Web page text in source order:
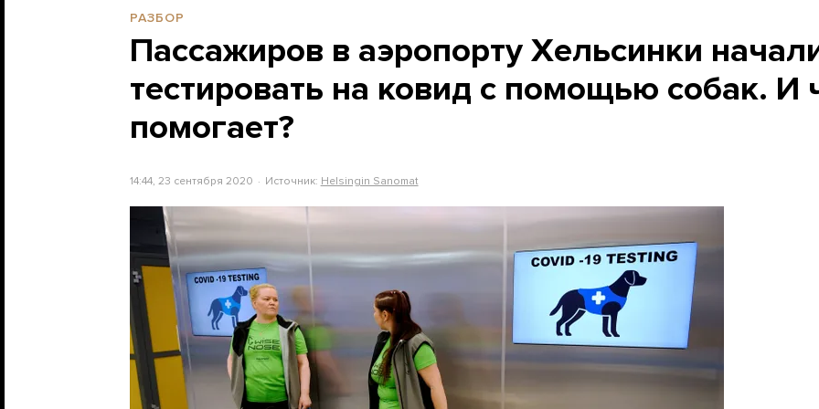
РАЗБОР
Пассажиров в аэропорту Хельсинки
тестировать на ковид с помощью собак. И
помогает?
14:44, 23 сентября 2020 Источник: Helsingin Sanomat